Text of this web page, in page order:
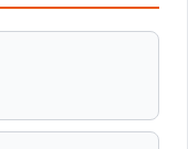
सुषमा स्वराज की
को अधिक प्रभावी
गठित